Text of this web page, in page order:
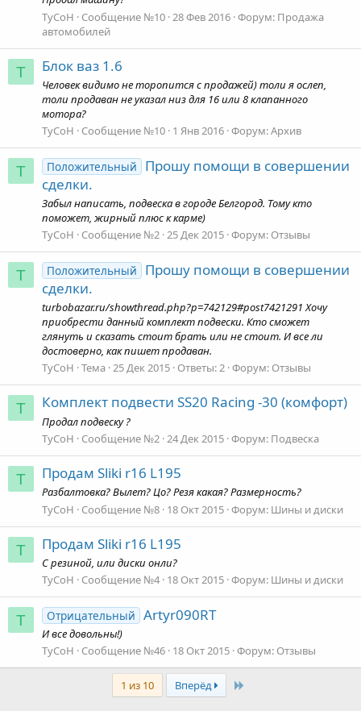
TyCoH
Сообщение №10 28 Фев 2016 Форум: Продажа
автомобилей
T Блок ваз 1.6
Человек видимо не торопится с продажей) толи я ослеп,
толи продаван не указал низ для 16 или 8 клапанного
мотора?
TyCoH
Сообщение №10 1 Янв 2016 Форум:Архив
T Положительный
Прошу помощи в совершении
сделки.
Забыл написать, подвеска в городе Белгород. Тому кто
поможет, жирный плюс к карме)
TyCoH
Сообщение №2 25 Дек 2015 Форум: Отзывы
T Положительный
Прошу помощи в совершении
сделки.
turbobazar.ru/showthread.php?p=742129#post7421291 Хочу
приобрести данный комплект подвески. Кто сможет
глянуть и сказать стоит брать или не стоит. И все ли
достоверно, как пишет продаван.
TyCoH Тема 25 Дек 2015 Ответы: 2 Форум: Отзывы
T Комплект подвести SS20 Racing -30 (комфорт)
Продал подвеску ?
TyCoH
Сообщение №2 24 Дек 2015 Форум: Подвеска
T Продам Sliki r16 L195
Разбалтовка? Вылет? Цо? Резя какая? Размерность?
TyCoH
Сообщение №8 18 Окт 2015 Форум: Шины и диски
T Продам Sliki r16 L195
С резиной, или диски онли?
TyCoH
Сообщение №4 18 Окт 2015 Форум: Шины и диски
T Отрицательный Artyr090RT
И все довольны!)
TyCoH
Сообщение №46 18 Окт 2015 Форум: Отзывы
1 из 10 Вперёд